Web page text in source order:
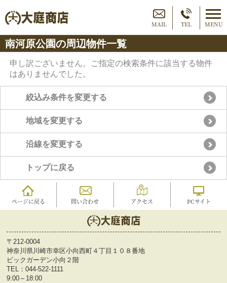
MAIL TEL MENU
南河原公園の周辺物件一覧
申し訳ございません。ご指定の検索条件に該当する物件
はありませんでした。
絞込み条件を変更する
地域を変更する
沿線を変更する
トップに戻る
ページに戻る 問い合わせ アクセス PCサイト
〒212-0004
神奈川県川崎市幸区小向西町４丁目１０８番地
ビックガーデン小向２階
TEL： 044-522-1111
9:00～18:00